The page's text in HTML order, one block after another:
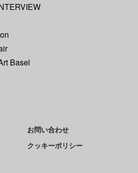
Basel
お問い合わせ
クッキーポリシー